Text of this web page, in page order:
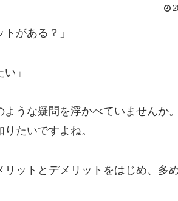
がある？」
」
うな疑問を浮かべていませんか
たいですよね。
ットとデメリットをはじめ、多